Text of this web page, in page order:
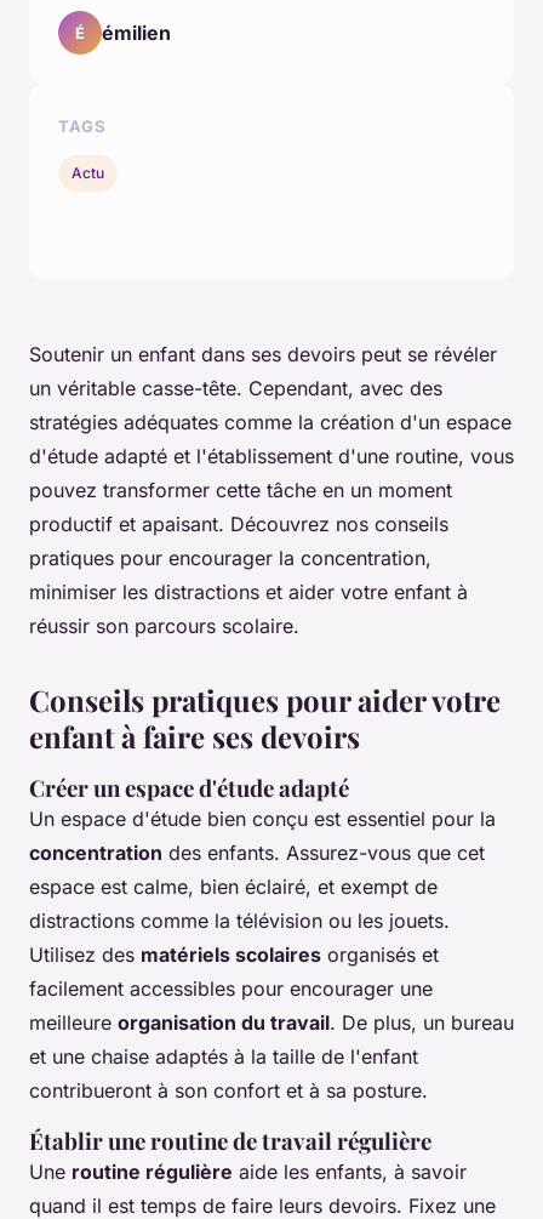
Soutenir un enfant dans ses devoirs peut se révéler
un véritable casse-tête. Cependant, avec des
stratégies adéquates comme la création d'un espace
d'étude adapté et l'établissement d'une routine, vous
pouvez transformer cette tâche en un moment
productif et apaisant. Découvrez nos conseils
pratiques pour encourager la concentration,
minimiser les distractions et aider votre enfant à
réussir son parcours scolaire.
Conseils pratiques pour aider votre
enfant à faire ses devoirs
Créer un espace d'étude adapté
Un espace d'étude bien conçu est essentiel pour la
concentration des enfants. Assurez-vous que cet
espace est calme, bien éclairé, et exempt de
distractions comme la télévision ou les jouets.
Utilisez des matériels scolaires organisés et
facilement accessibles pour encourager une
meilleure organisation du travail. De plus, un bureau
et une chaise adaptés à la taille de l'enfant
contribueront à son confort et à sa posture.
Établir une routine de travail régulière
Une routine régulière aide les enfants, à savoir
quand il est temps de faire leurs devoirs. Fixez une
É émilien
TAGS
Actu